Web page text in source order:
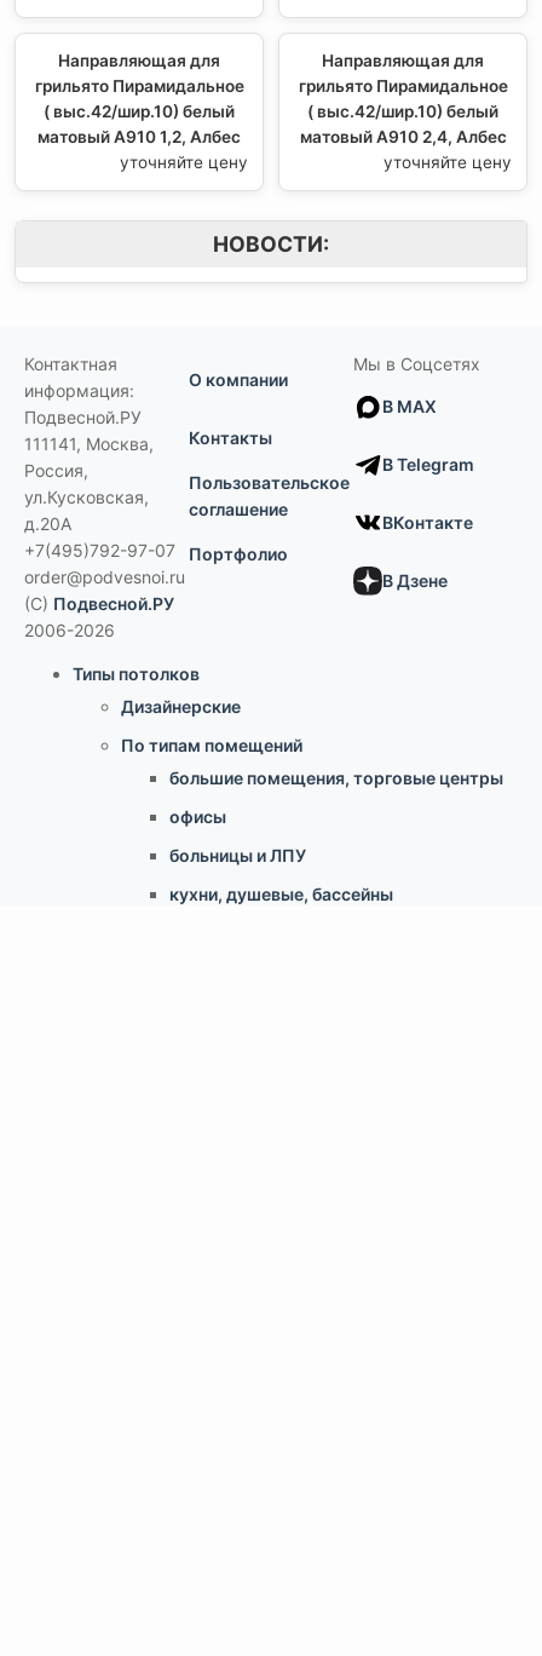
Направляющая для
грильято Пирамидальное
( выс.42/шир.10) белый
матовый А910 1,2, Албес
уточняйте цену
Направляющая для
грильято Пирамидальное
( выс.42/шир.10) белый
матовый А910 2,4, Албес
уточняйте цену
НОВОСТИ:
Контактная
информация:
Подвесной.РУ
111141, Москва,
Россия,
ул.Кусковская,
д.20А
+7(495)792-97-07
order@podvesnoi.ru
(C) Подвесной.РУ
2006-2026
О компании
Контакты
Пользовательское
соглашение
Портфолио
Мы в Соцсетях
В MAX
В Telegram
ВКонтакте
В Дзене
Типы потолков
Дизайнерские
По типам помещений
большие помещения, торговые центры
офисы
больницы и ЛПУ
кухни, душевые, бассейны